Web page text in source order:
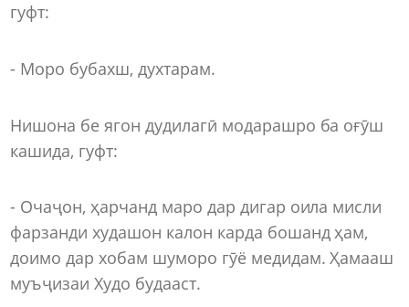
гуфт:
- Моро бубахш, духтарам.
Нишона бе ягон дудилагӣ модарашро ба оғӯш
кашида, гуфт:
- Очаҷон, ҳарчанд маро дар дигар оила мисли
фарзанди худашон калон карда бошанд ҳам,
доимо дар хобам шуморо гӯё медидам. Ҳамааш
муъҷизаи Худо будааст.